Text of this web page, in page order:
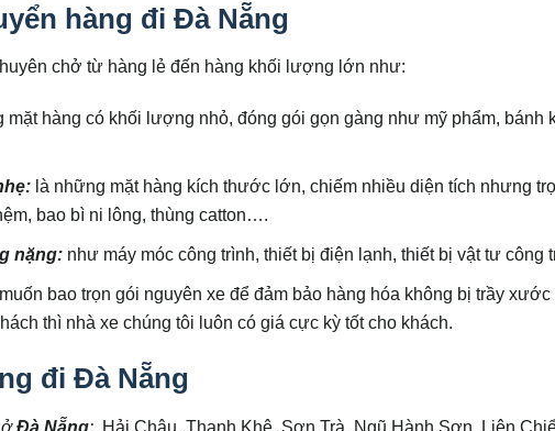
hàng đi Đà Nẵng
chở từ hàng lẻ đến hàng khối lượng lớn như:
mặt hàng có khối lượng nhỏ, đóng gói gọn gàng như mỹ phẩm, bánh
là những mặt hàng kích thước lớn, chiếm nhiều diện tích nhưng
bao bì ni lông, thùng catton….
nặng: như máy móc công trình, thiết bị điện lạnh, thiết bị vật tư
bao trọn gói nguyên xe để đảm bảo hàng hóa không bị trầy xước
thì nhà xe chúng tôi luôn có giá cực kỳ tốt cho khách.
đi Đà Nẵng
ởĐà Nẵng: Hải Châu, Thanh Khê, Sơn Trà, Ngũ Hành Sơn, Liên